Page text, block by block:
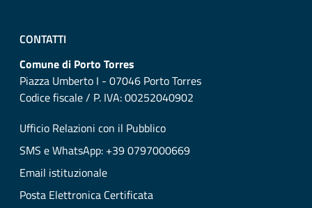
CONTATTI
Comune di Porto Torres
Piazza Umberto I - 07046 Porto Torres
Codice fiscale / P. IVA: 00252040902
Ufficio Relazioni con il Pubblico
SMS e WhatsApp: +39 0797000669
Email istituzionale
Posta Elettronica Certificata